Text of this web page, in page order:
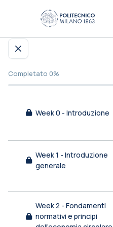
Completato 0%
Week 0 - Introduzione
Week 1 - Introduzione
generale
Week 2 - Fondamenti
normativi e principi
Apri indice del corso